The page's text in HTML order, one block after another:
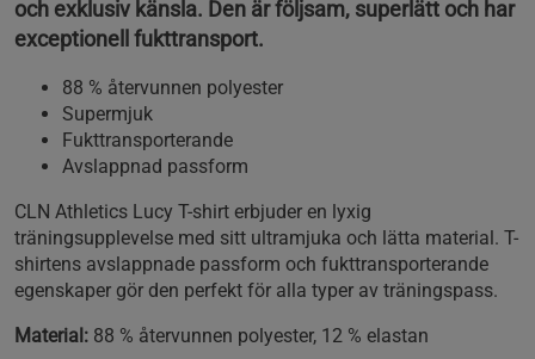
och exklusiv känsla. Den är följsam, superlätt och har
exceptionell fukttransport.
88 % återvunnen polyester
Supermjuk
Fukttransporterande
Avslappnad passform
CLN Athletics Lucy T-shirt erbjuder en lyxig
träningsupplevelse med sitt ultramjuka och lätta material. T-
shirtens avslappnade passform och fukttransporterande
egenskaper gör den perfekt för alla typer av träningspass.
Material: 88 % återvunnen polyester, 12 % elastan